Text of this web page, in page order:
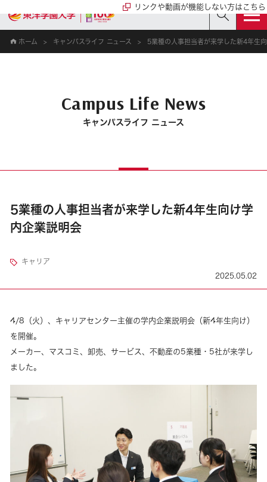
ホーム キャンパスライフ ニュース 5業種の人事担当者が来学した新4年生
Campus Life News
キャンパスライフ ニュース
リンクや動画が機能しない方はこちら
5業種の人事担当者が来学した新4年生向け学
内企業説明会
キャリア
2025.05.02
4/8（火）、キャリアセンター主催の学内企業説明会（新4年生向け）
を開催。
メーカー、マスコミ、卸売、サービス、不動産の5業種・5社が来学し
ました。